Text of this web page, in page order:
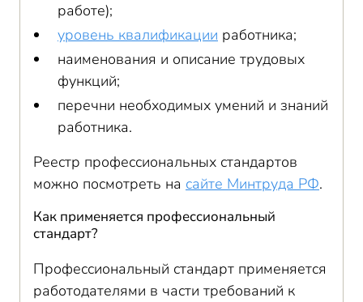
работе);
уровень квалификации работника;
наименования и описание трудовых
функций;
перечни необходимых умений и знаний
работника.
Реестр профессиональных стандартов
можно посмотреть на сайте Минтруда РФ.
Как применяется профессиональный
стандарт?
Профессиональный стандарт применяется
работодателями в части требований к